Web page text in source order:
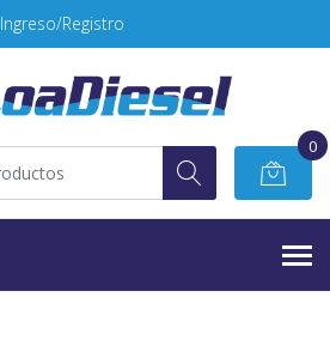
Ingreso/Registro
0